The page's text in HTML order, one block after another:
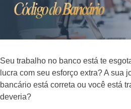
Seu trabalho no banco está te
lucra com seu esforço extra? A sua
bancário está correta ou você está
deveria?